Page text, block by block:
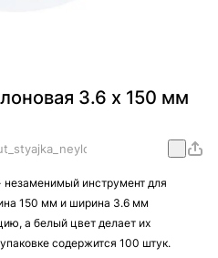
3.6 х 150 мм
инструмент для
150 мм и ширина 3.6 мм
а белый цвет делает их
содержится 100 штук.